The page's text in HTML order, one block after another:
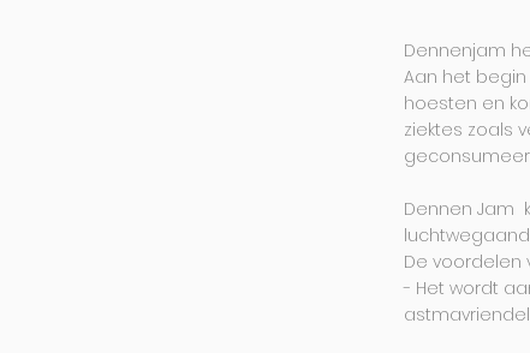
Dennenjam
Aan het
hoesten en
ziektes zoals
Dennen Jam
De voordelen
- Het wordt